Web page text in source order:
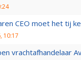
CEO moet het tij
10:17
vrachtafhandelaar